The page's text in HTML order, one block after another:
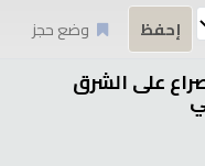
وضع حجز
على الشرق